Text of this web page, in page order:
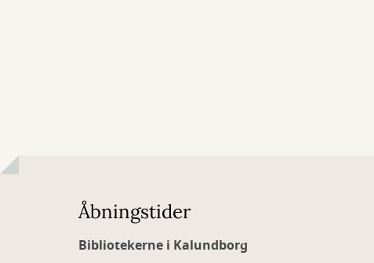
Åbningstider
Bibliotekerne i Kalundborg